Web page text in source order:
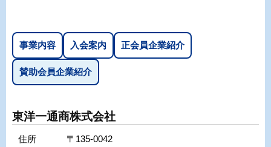
事業内容 入会案内 正会員企業紹介
賛助会員企業紹介
東洋一通商株式会社
住所
〒135-0042